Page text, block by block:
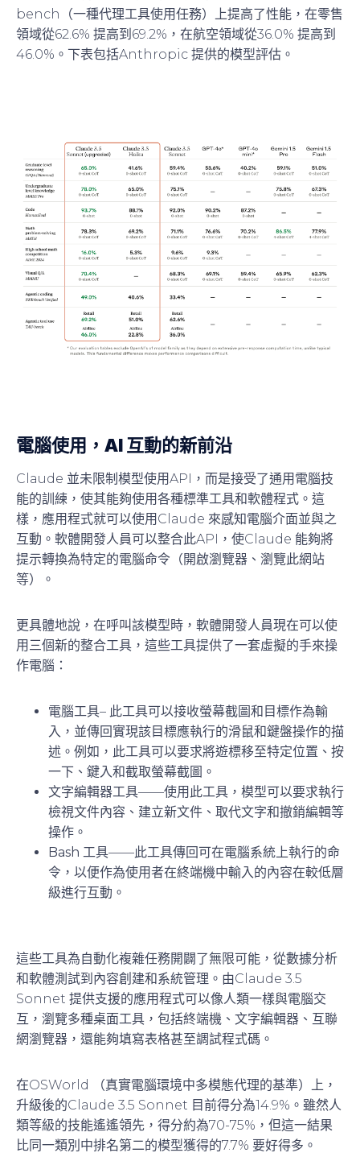
bench（一種代理工具使用任務）上提高了性能，在零售
領域從62.6% 提高到69.2%，在航空領域從36.0% 提高到
46.0%。下表包括Anthropic 提供的模型評估。
電腦使用，AI 互動的新前沿
Claude 並未限制模型使用API，而是接受了通用電腦技
能的訓練，使其能夠使用各種標準工具和軟體程式。這
樣，應用程式就可以使用Claude 來感知電腦介面並與之
互動。軟體開發人員可以整合此API，使Claude 能夠將
提示轉換為特定的電腦命令（開啟瀏覽器、瀏覽此網站
等）。
更具體地說，在呼叫該模型時，軟體開發人員現在可以使
用三個新的整合工具，這些工具提供了一套虛擬的手來操
作電腦：
電腦工具– 此工具可以接收螢幕截圖和目標作為輸
入，並傳回實現該目標應執行的滑鼠和鍵盤操作的描
述。例如，此工具可以要求將遊標移至特定位置、按
一下、鍵入和截取螢幕截圖。
文字編輯器工具——使用此工具，模型可以要求執行
檢視文件內容、建立新文件、取代文字和撤銷編輯等
操作。
Bash 工具——此工具傳回可在電腦系統上執行的命
令，以便作為使用者在終端機中輸入的內容在較低層
級進行互動。
這些工具為自動化複雜任務開闢了無限可能，從數據分析
和軟體測試到內容創建和系統管理。由Claude 3.5
Sonnet 提供支援的應用程式可以像人類一樣與電腦交
互，瀏覽多種桌面工具，包括終端機、文字編輯器、互聯
網瀏覽器，還能夠填寫表格甚至調試程式碼。
在OSWorld （真實電腦環境中多模態代理的基準）上，
升級後的Claude 3.5 Sonnet 目前得分為14.9%。雖然人
類等級的技能遙遙領先，得分約為70-75%，但這一結果
比同一類別中排名第二的模型獲得的7.7% 要好得多。